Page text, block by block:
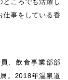
仕事をしている香
、飲食事業部部
。2018年温泉道